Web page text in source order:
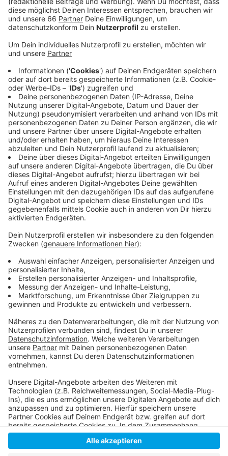
Anzeige
Das ist ein Festival für alle Altersgruppen mit dem für
soll. Organisiert wird das Event von der Destination
Düsseldorf. Die Veranstalter wollen durch dieses
Event erreichen, dass die Menschen in unserer Stadt,
trotz der vielen negativen Ereignissen positiver in die
Zukunft schauen. Genauere Details zu dem Festival
sind aktuell noch nicht bekannt.
Anzeige
Weitere Infos und Links zum Thema:
Anzeige
Im Oktober 2023 haben wir über das AUS für die
So berichtet die RP über das anstehende, neue
Festival
Weitere Nachrichten aus Düsseldorf
Anzeige
Anzeige